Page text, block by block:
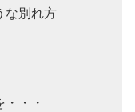
な別れ方
・・